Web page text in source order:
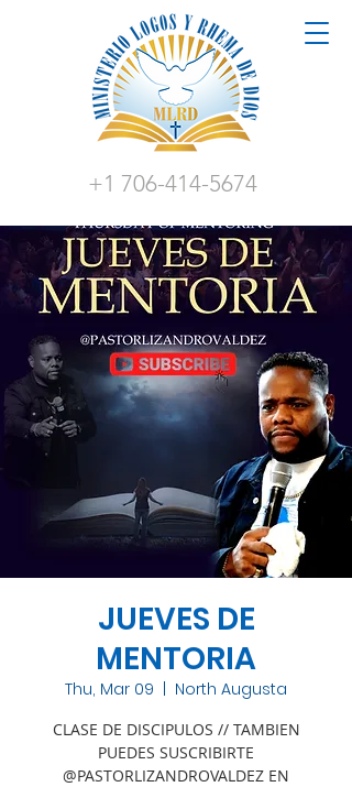
+1 706-414-5674
JUEVES DE
MENTORIA
Thu, Mar 09 North Augusta
CLASE DE DISCIPULOS // TAMBIEN
PUEDES SUSCRIBIRTE
@PASTORLIZANDROVALDEZ EN